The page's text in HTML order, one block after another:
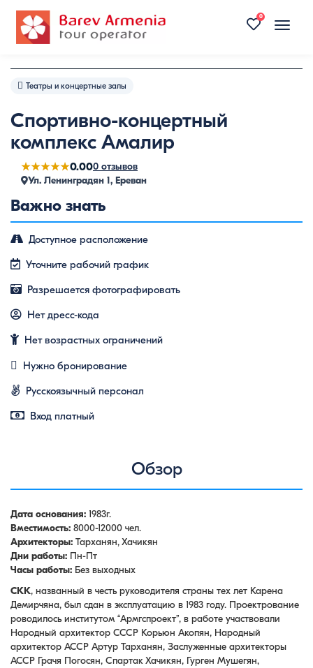
Toggle
0
Театры и концертные залы
Спортивно-концертный
комплекс Амалир
★★★★★0.000 отзывов
Ул. Ленинградян 1, Ереван
Важно знать
Доступное расположение
Уточните рабочий график
Разрешается фотографировать
Нет дресс-кода
Нет возрастных ограничений
Нужно бронирование
Русскоязычный персонал
Вход платный
Обзор
Дата основания: 1983г.
Вместимость: 8000-12000 чел.
Архитекторы: Тарханян, Хачикян
Дни работы: Пн-Пт
Часы работы: Без выходных
СКК, названный в честь руководителя страны тех лет Карена
Демирчяна, был сдан в эксплуатацию в 1983 году. Проектрование
роводилось институтом “Армгспроект’’, в работе участвовали
Народный архитектор СССР Корьюн Акопян, Народный
архитектор АССР Артур Тарханян, Заслуженные архитекторы
АССР Грачя Погосян, Спартак Хачикян, Гурген Мушегян,